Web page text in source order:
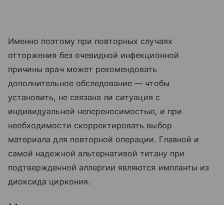
Именно поэтому при повторных случаях
отторжения без очевидной инфекционной
причины врач может рекомендовать
дополнительное обследование — чтобы
установить, не связана ли ситуация с
индивидуальной непереносимостью, и при
необходимости скорректировать выбор
материала для повторной операции. Главной и
самой надежной альтернативой титану при
подтвержденной аллергии являются импланты из
диоксида циркония.